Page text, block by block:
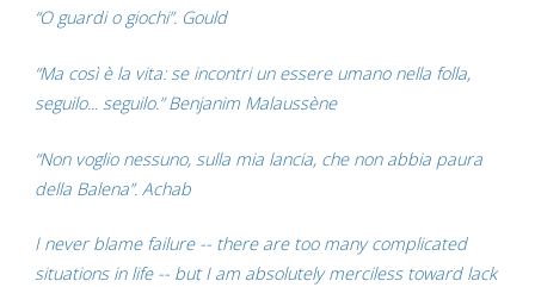
“O guardi o giochi”. Gould
“Ma così è la vita: se incontri un essere umano nella folla,
seguilo... seguilo.” Benjanim Malaussène
“Non voglio nessuno, sulla mia lancia, che non abbia paura
della Balena”. Achab
I never blame failure -- there are too many complicated
situations in life -- but I am absolutely merciless toward lack